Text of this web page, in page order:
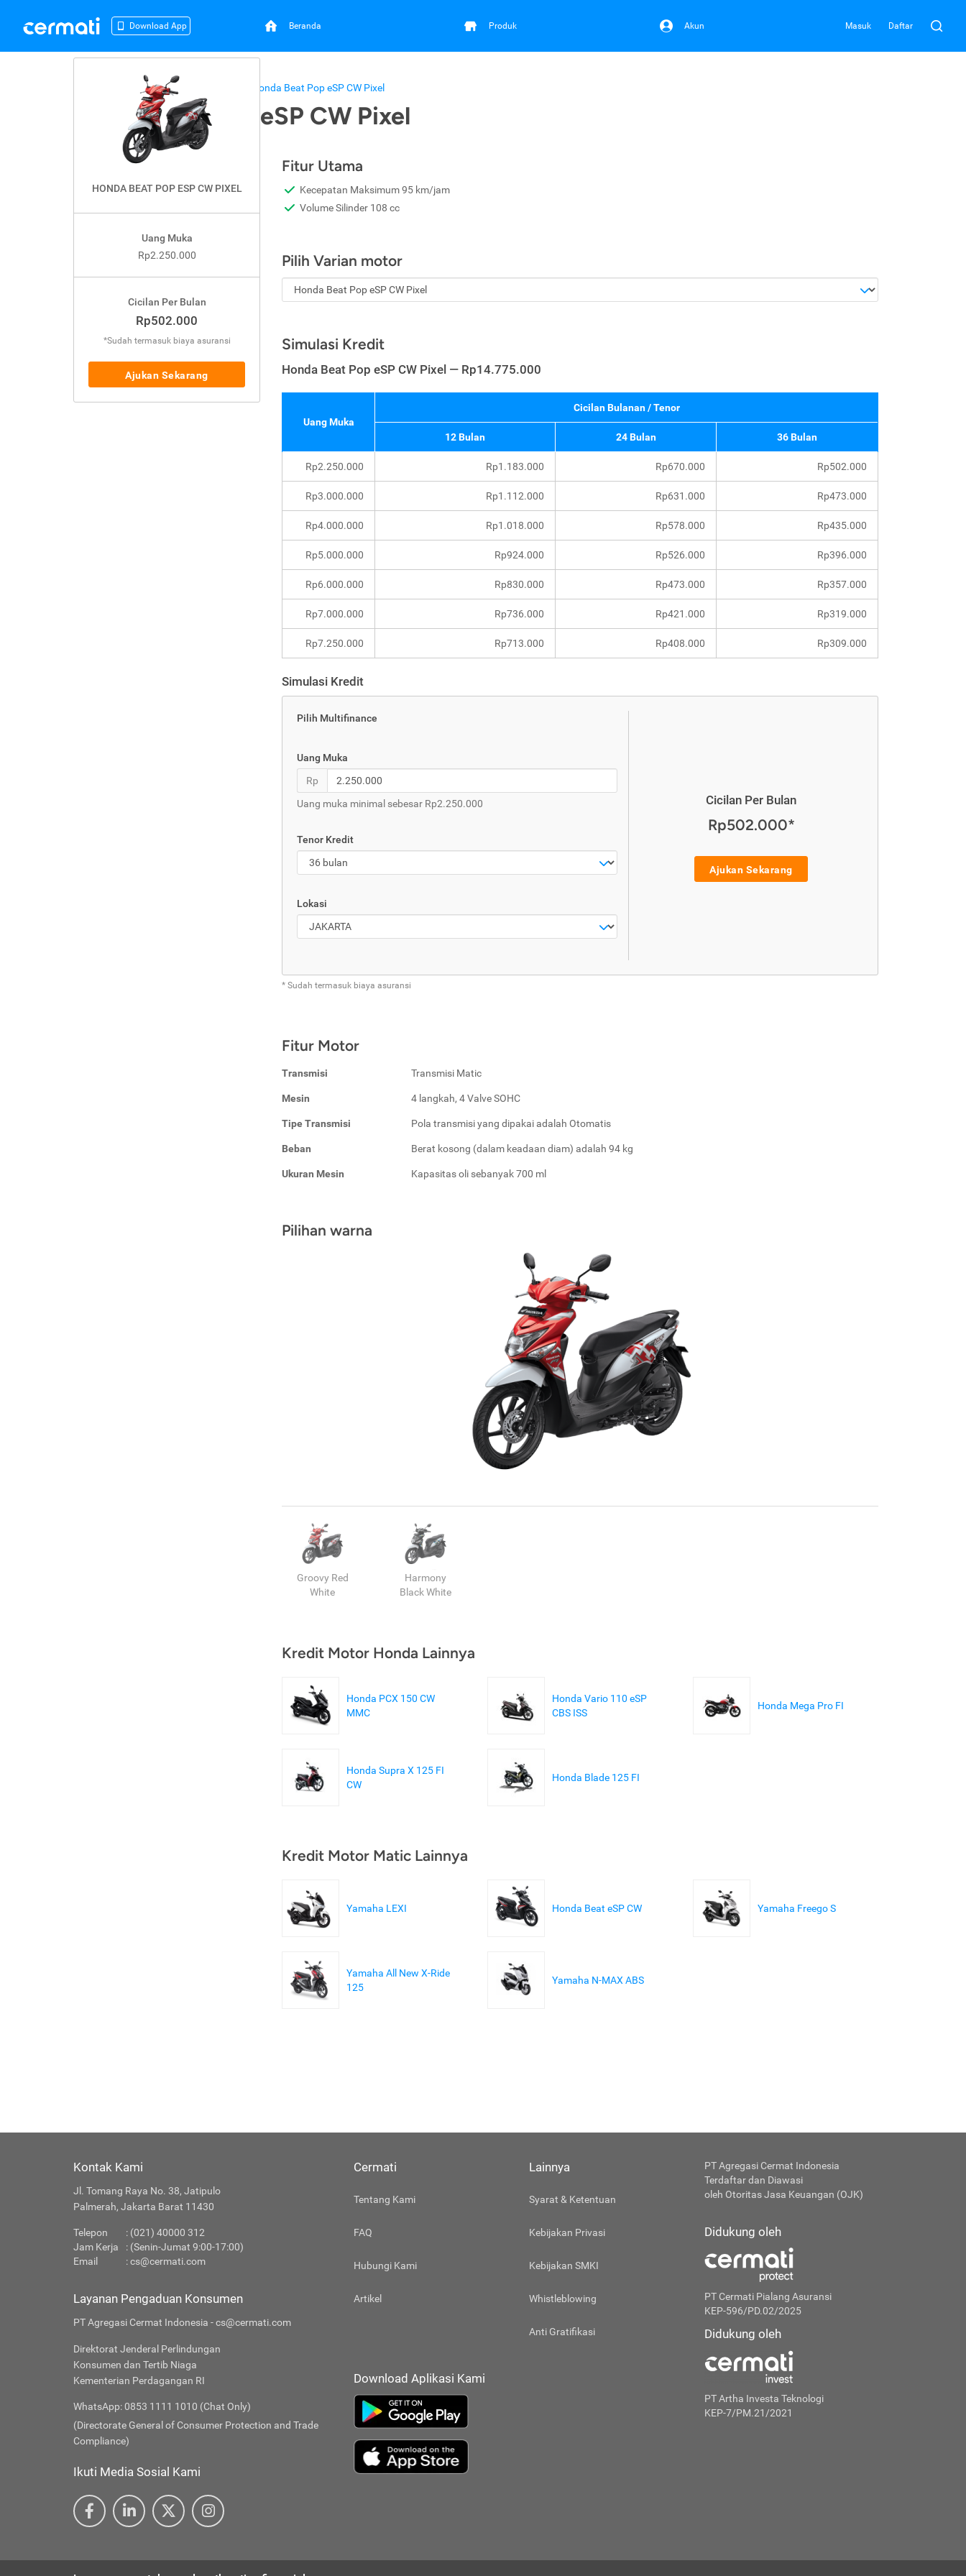
Download App Beranda Produk Akun Masuk Daftar
Kredit Motor Honda Beat Pop eSP CW Pixel
Honda Beat Pop eSP CW Pixel
HONDA BEAT POP ESP CW PIXEL
Uang Muka
Rp2.250.000
Cicilan Per Bulan
Rp502.000
*Sudah termasuk biaya asuransi
Ajukan Sekarang
Fitur Utama
Kecepatan Maksimum 95 km/jam
Volume Silinder 108 cc
Pilih Varian motor
Simulasi Kredit
Honda Beat Pop eSP CW Pixel — Rp14.775.000
Uang Muka
Rp2.250.000
Rp3.000.000
Rp4.000.000
Rp5.000.000
Rp6.000.000
Rp7.000.000
Rp7.250.000
Cicilan Bulanan / Tenor
12 Bulan 24 Bulan 36 Bulan
Rp1.183.000 Rp670.000 Rp502.000
Rp1.112.000 Rp631.000 Rp473.000
Rp1.018.000 Rp578.000 Rp435.000
Rp924.000 Rp526.000 Rp396.000
Rp830.000 Rp473.000 Rp357.000
Rp736.000 Rp421.000 Rp319.000
Rp713.000 Rp408.000 Rp309.000
Simulasi Kredit
Pilih Multifinance
Uang Muka
Rp
Uang muka minimal sebesar Rp2.250.000
Tenor Kredit
Lokasi
Cicilan Per Bulan
Rp502.000*
Ajukan Sekarang
* Sudah termasuk biaya asuransi
Fitur Motor
Transmisi Transmisi Matic
Mesin 4 langkah, 4 Valve SOHC
Tipe Transmisi Pola transmisi yang dipakai adalah Otomatis
Beban Berat kosong (dalam keadaan diam) adalah 94 kg
Ukuran Mesin Kapasitas oli sebanyak 700 ml
Pilihan warna
Groovy Red
White
Harmony
Black White
Kredit Motor Honda Lainnya
Honda PCX 150 CW
MMC
Honda Vario 110 eSP
CBS ISS
Honda Mega Pro FI
Honda Supra X 125 FI
CW
Honda Blade 125 FI
Kredit Motor Matic Lainnya
Yamaha LEXI Honda Beat eSP CW Yamaha Freego S
Yamaha All New X-Ride
125
Yamaha N-MAX ABS
Kontak Kami
Jl. Tomang Raya No. 38, Jatipulo
Palmerah, Jakarta Barat 11430
Telepon
: (021) 40000 312
Jam Kerja
: (Senin-Jumat 9:00-17:00)
Email
:cs@cermati.com
Layanan Pengaduan Konsumen
PT Agregasi Cermat Indonesia - cs@cermati.com
Direktorat Jenderal Perlindungan
Konsumen dan Tertib Niaga
Kementerian Perdagangan RI
WhatsApp: 0853 1111 1010 (Chat Only)
(Directorate General of Consumer Protection and Trade
Compliance)
Ikuti Media Sosial Kami
Cermati
Tentang Kami
FAQ
Hubungi Kami
Artikel
Lainnya
Syarat & Ketentuan
Kebijakan Privasi
Kebijakan SMKI
Whistleblowing
Anti Gratifikasi
Download Aplikasi Kami
PT Agregasi Cermat Indonesia
Terdaftar dan Diawasi
oleh Otoritas Jasa Keuangan (OJK)
Didukung oleh
PT Cermati Pialang Asuransi
KEP-596/PD.02/2025
Didukung oleh
PT Artha Investa Teknologi
KEP-7/PM.21/2021